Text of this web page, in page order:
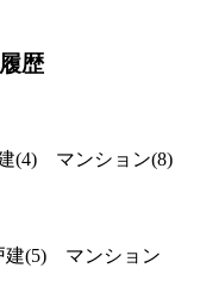
歴
(4) マンション(8)
(5) マンション